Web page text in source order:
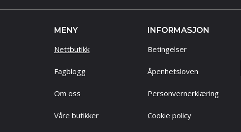
MENY
Nettbutikk
Fagblogg
Om oss
Våre butikker
INFORMASJON
Betingelser
Åpenhetsloven
Personvernerklæring
Cookie policy